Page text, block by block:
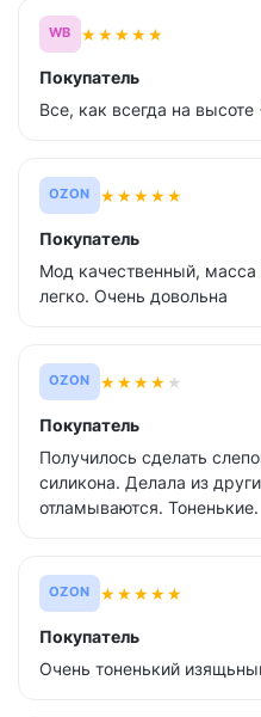
WB ★★★★★
Покупатель
Все, как всегда на
OZON ★★★★★
Покупатель
Мод качественный, масса
легко. Очень довольна
OZON ★★★★ ★
Покупатель
Получилось сделать
силикона. Делала из
отламываются. Тоненькие.
OZON ★★★★★
Покупатель
Очень тоненький